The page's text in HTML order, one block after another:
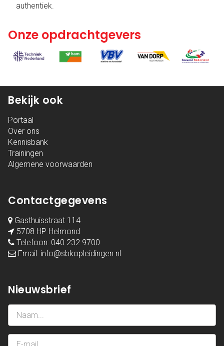
authentiek.
Onze opdrachtgevers
Bekijk ook
Portaal
Over ons
Kennisbank
Trainingen
Algemene voorwaarden
Contactgegevens
Gasthuisstraat 114
5708 HP Helmond
Telefoon: 040 232 9700
Email: info@sbkopleidingen.nl
Nieuwsbrief